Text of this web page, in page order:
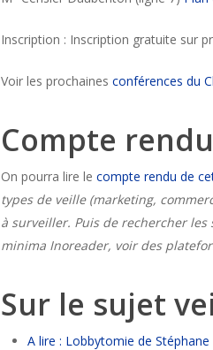
Inscription : Inscription gratuite sur
Voir les prochaines conférences du
Compte rendu
On pourra lire le compte rendu de
types de veille (marketing,
à surveiller. Puis de rechercher
minima Inoreader, voir des
Sur le sujet
A lire : Lobbytomie de Stéphane